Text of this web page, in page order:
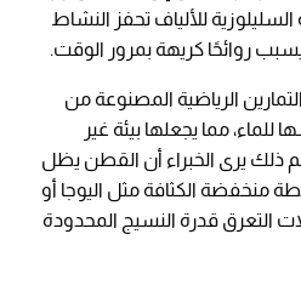
السليلوزية للألياف تحفز النشاط
يسبب روائحًا كريهة بمرور الوقت.
الرياضية المصنوعة من
للماء، مما يجعلها بيئة غير
ذلك يرى الخبراء أن القطن يظل
منخفضة الكثافة مثل اليوجا أو
التعرق قدرة النسيج المحدودة